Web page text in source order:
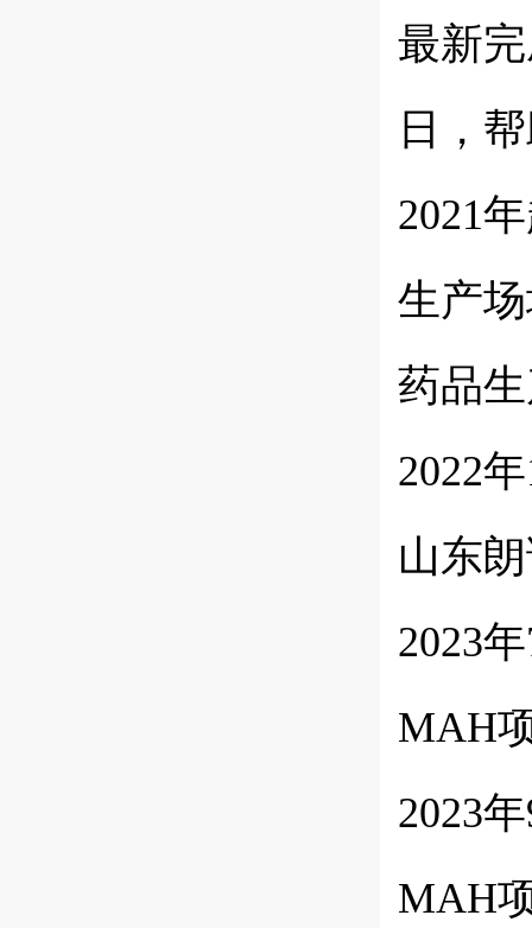
最新
日，
2021
生产
药品
2022
山东
2023
MAH
2023
MAH